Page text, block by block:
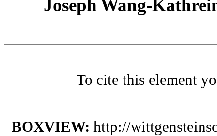
Joseph Wang-
To cite this element
BOXVIEW: http://